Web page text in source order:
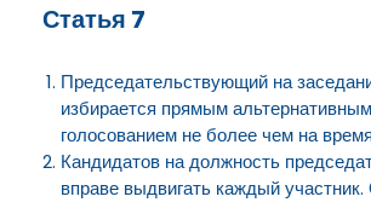
Статья 7
Председательствующий на
избирается прямым
голосованием не более чем на
Кандидатов на должность
вправе выдвигать каждый